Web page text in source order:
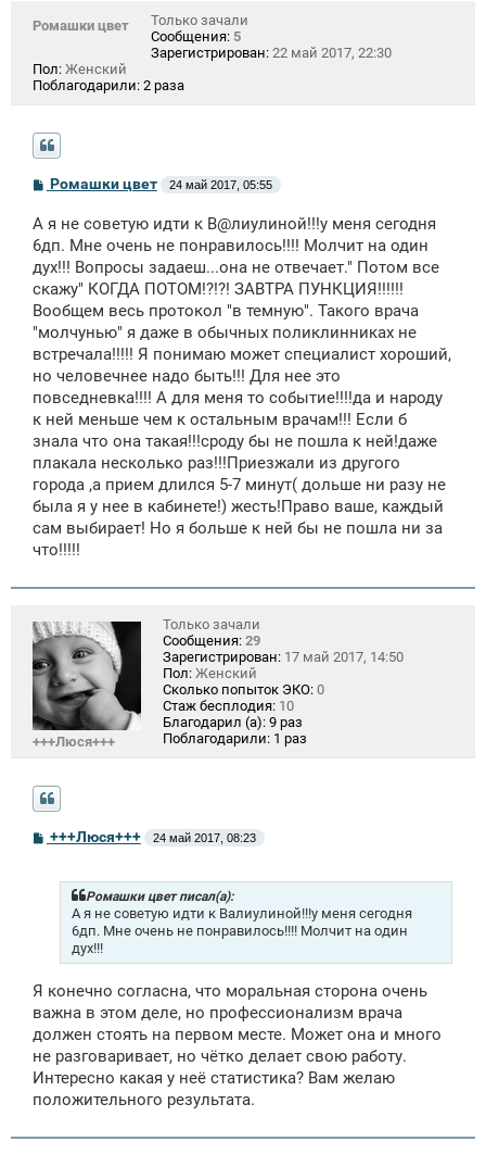
Ромашки цвет
Только зачали
Сообщения: 5
Зарегистрирован: 22 май 2017, 22:30
Пол: Женский
Поблагодарили: 2 раза
С
о
б
щ
е
н
и
Ромашки цвет 24 май 2017, 05:55
А я не советую идти к В@лиулиной!!!у меня сегодня
6дп. Мне очень не понравилось!!!! Молчит на один
дух!!! Вопросы задаеш...она не отвечает." Потом все
скажу" КОГДА ПОТОМ!?!?! ЗАВТРА ПУНКЦИЯ!!!!!!
Вообщем весь протокол "в темную". Такого врача
"молчунью" я даже в обычных поликлинниках не
встречала!!!!! Я понимаю может специалист хороший,
но человечнее надо быть!!! Для нее это
повседневка!!!! А для меня то событие!!!!да и народу
к ней меньше чем к остальным врачам!!! Если б
знала что она такая!!!сроду бы не пошла к ней!даже
плакала несколько раз!!!Приезжали из другого
города ,а прием длился 5-7 минут( дольше ни разу не
была я у нее в кабинете!) жесть!Право ваше, каждый
сам выбирает! Но я больше к ней бы не пошла ни за
что!!!!!
+++Люся+++
Только зачали
Сообщения: 29
Зарегистрирован: 17 май 2017, 14:50
Пол: Женский
Сколько попыток ЭКО: 0
Стаж бесплодия: 10
Благодарил (а): 9 раз
Поблагодарили: 1 раз
С
о
+++Люся+++ 24 май 2017, 08:23
Ромашки цвет писал(а):
А я не советую идти к Валиулиной!!!у меня сегодня
6дп. Мне очень не понравилось!!!! Молчит на один
дух!!!
Я конечно согласна, что моральная сторона очень
важна в этом деле, но профессионализм врача
должен стоять на первом месте. Может она и много
не разговаривает, но чётко делает свою работу.
Интересно какая у неё статистика? Вам желаю
положительного результата.